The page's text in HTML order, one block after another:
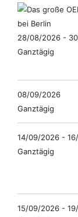
28/08/2026 -
Ganztägig
08/09/2026
Ganztägig
14/09/2026 -
Ganztägig
15/09/2026 -